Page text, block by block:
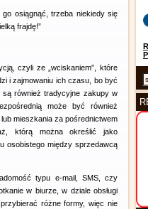
osiągnąć, trzeba niekiedy się
frajdę!”
czyli ze „wciskaniem”, które
i zajmowaniu ich czasu, bo być
również tradycyjne zakupy w
może być również
mieszkania za pośrednictwem
którą można określić jako
osobistego między sprzedawcą
typu e-mail, SMS, czy
w biurze, w dziale obsługi
różne formy, więc nie